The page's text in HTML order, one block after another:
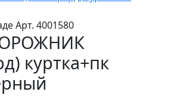
Арт. 4001580
куртка+пк